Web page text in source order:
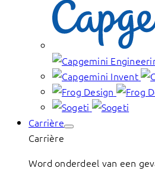
Carrière
Carrière
Word onderdeel van een